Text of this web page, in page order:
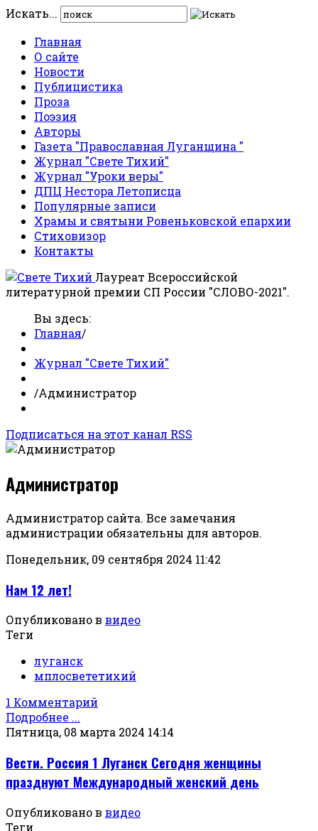
Искать...
Главная
О сайте
Новости
Публицистика
Проза
Поэзия
Авторы
Газета "Православная Луганщина "
Журнал "Свете Тихий"
Журнал "Уроки веры"
ДПЦ Нестора Летописца
Популярные записи
Храмы и святыни Ровеньковской епархии
Стиховизор
Контакты
Лауреат Всероссийской
литературной премии СП России "СЛОВО-2021".
Вы здесь:
Главная/
Журнал "Свете Тихий"
/Администратор
Подписаться на этот канал RSS
Администратор
Администратор сайта. Все замечания
администрации обязательны для авторов.
Понедельник, 09 сентября 2024 11:42
Нам 12 лет!
Опубликовано в видео
Теги
луганск
мплосвететихий
1 Комментарий
Подробнее ...
Пятница, 08 марта 2024 14:14
Вести. Россия 1 Луганск Сегодня женщины
празднуют Международный женский день
Опубликовано в видео
Теги